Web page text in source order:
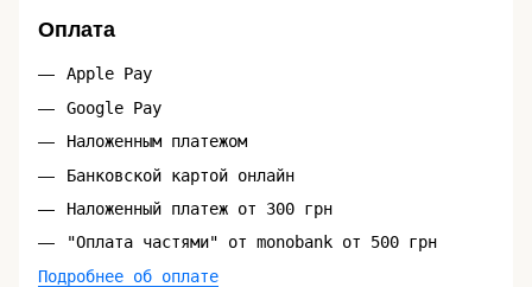
Оплата
Apple Pay
Google Pay
Наложенным платежом
Банковской картой онлайн
Наложенный платеж от 300 грн
"Оплата частями" от monobank от 500 грн
Подробнее об оплате